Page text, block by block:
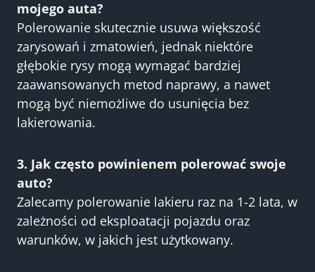
mojego auta?
Polerowanie skutecznie usuwa większość
zarysowań i zmatowień, jednak niektóre
głębokie rysy mogą wymagać bardziej
zaawansowanych metod naprawy, a nawet
mogą być niemożliwe do usunięcia bez
lakierowania.
3. Jak często powinienem polerować swoje
auto?
Zalecamy polerowanie lakieru raz na 1-2 lata, w
zależności od eksploatacji pojazdu oraz
warunków, w jakich jest użytkowany.